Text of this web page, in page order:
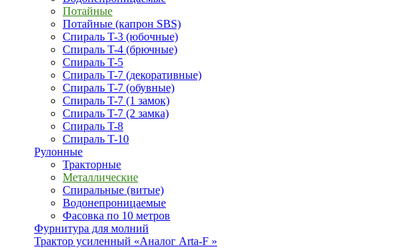
Потайные
Потайные (капрон SBS)
Спираль T-3 (юбочные)
Спираль T-4 (брючные)
Спираль T-5
Спираль T-7 (декоративные)
Спираль T-7 (обувные)
Спираль T-7 (1 замок)
Спираль T-7 (2 замка)
Спираль T-8
Спираль T-10
Рулонные
Тракторные
Металлические
Спиральные (витые)
Водонепроницаемые
Фасовка по 10 метров
Фурнитура для молний
Трактор усиленный «Аналог Arta-F »